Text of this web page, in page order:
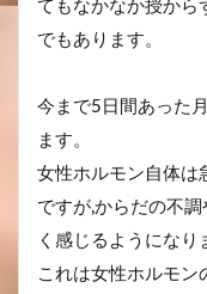
てもなかなか授から
でもあります。
今まで5日間あった
ます。
女性ホルモン自体は
ですが,からだの不
く感じるようになり
これは女性ホルモン